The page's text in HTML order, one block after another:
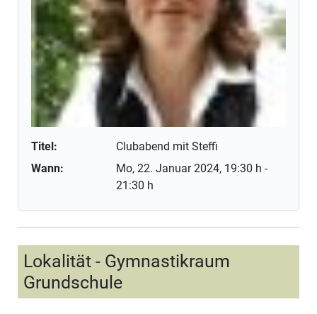
Titel:
Clubabend mit Steffi
Wann:
Mo, 22. Januar 2024, 19:30 h -
21:30 h
Lokalität - Gymnastikraum
Grundschule